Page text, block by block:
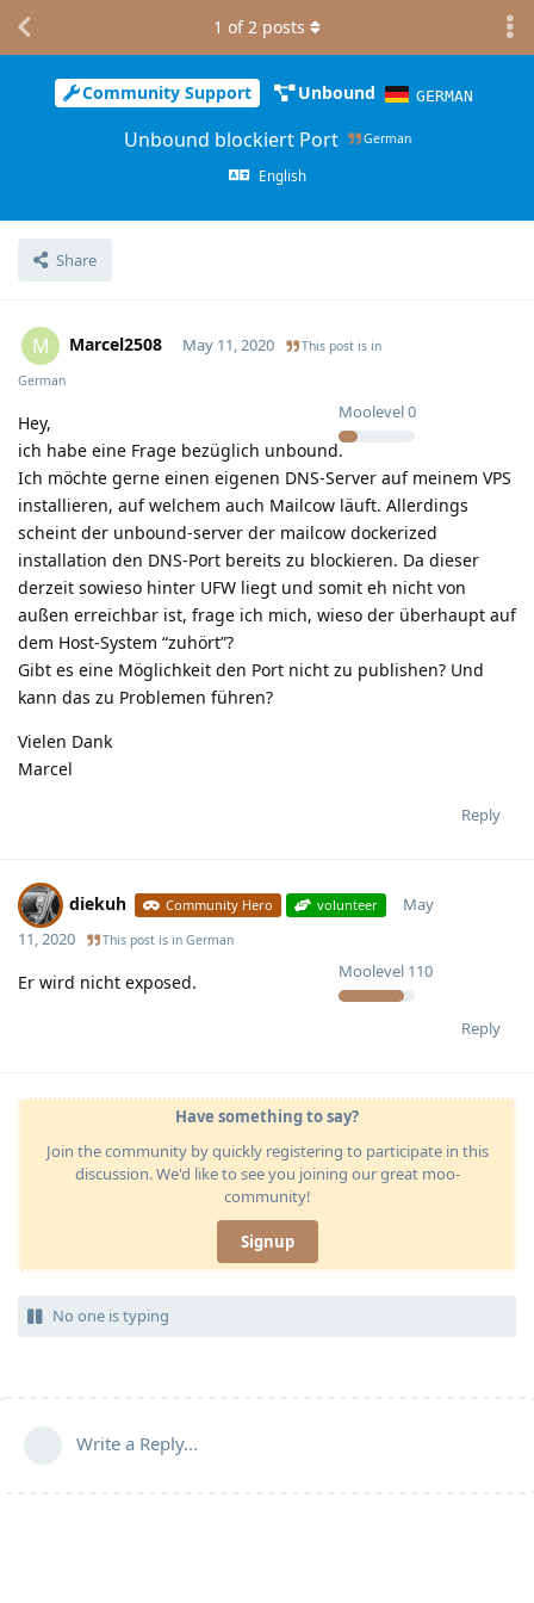
Community Support Unbound GERMAN
Unbound blockiert Port German
English
Share
1 of2 posts
M Marcel2508
Moolevel0
May 11, 2020 This post is in
German
Hey,
ich habe eine Frage bezüglich unbound.
Ich möchte gerne einen eigenen DNS-Server auf meinem VPS
installieren, auf welchem auch Mailcow läuft. Allerdings
scheint der unbound-server der mailcow dockerized
installation den DNS-Port bereits zu blockieren. Da dieser
derzeit sowieso hinter UFW liegt und somit eh nicht von
außen erreichbar ist, frage ich mich, wieso der überhaupt auf
dem Host-System “zuhört”?
Gibt es eine Möglichkeit den Port nicht zu publishen? Und
kann das zu Problemen führen?
Vielen Dank
Marcel
Reply
diekuh Community Hero volunteer
Moolevel 110
May
11, 2020
This post is in German
Er wird nicht exposed.
Reply
Have something to say?
Join the community by quickly registering to participate in this
discussion. We'd like to see you joining our great moo-
community!
Signup
No one is typing
Write a Reply...